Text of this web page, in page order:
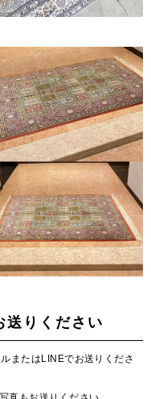
送りください
またはLINEでお送りくださ